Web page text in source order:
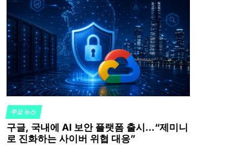
POSTED
IN
주요 뉴스
구글, 국내에 AI 보안 플랫폼 출시…“제미니
로 진화하는 사이버 위협 대응”